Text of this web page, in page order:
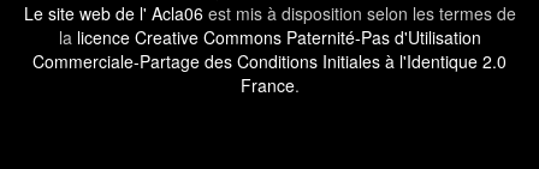
Le site web de l' Acla06est mis à disposition selon les termes de
la licence Creative Commons Paternité-Pas d'Utilisation
Commerciale-Partage des Conditions Initiales à l'Identique 2.0
France.